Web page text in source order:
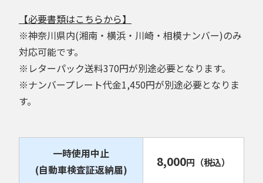
【必要書類はこちらから】
※神奈川県内(湘南・横浜・川崎・相模ナンバー)のみ
対応可能です。
※レターパック送料370円が別途必要となります。
※ナンバープレート代金1,450円が別途必要となりま
す。
一時使用中止
(自動車検査証返納届)
8,000円 （税込）